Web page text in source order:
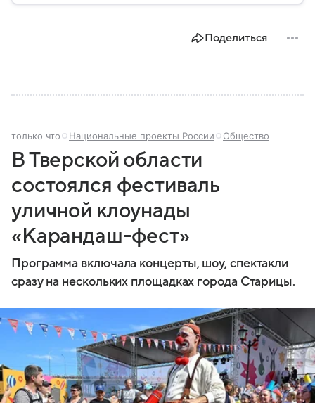
Поделиться
только что Национальные проекты России Общество
В Тверской области
состоялся фестиваль
уличной клоунады
«Карандаш-фест»
Программа включала концерты, шоу, спектакли
сразу на нескольких площадках города Старицы.